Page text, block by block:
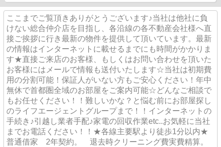
ここまでご覧頂きありがとうございます♪当社は他社に負
けない総合仲介店を目指し、各沿線の各不動産会社様へ直
接ご挨拶に行き最新の物件を提供して頂いています。最新
の情報はインターネットに載せるまでにも時間がかかりま
す★直接ご来店のお客様、もしくはお問い合わせを頂いた
お客様にはメールで情報も送付いたします☆当社は初期費
用の分割可能！保証人がいない方もご安心ください！年中
無休で首都圏全域のお部屋をご案内可能☆どんなご相談で
もお任せください！！難しいかな？と悩む前にお部屋探し
のライフエージェントグループまで！！インターネットの
手続き♪引越し業者手配♪家電の回収作業etc..お気軽に当社
までお電話ください！！★各線主要駅より徒歩1分以内★
普通借家 2年契約。 退去時クリーニング費実費精算。